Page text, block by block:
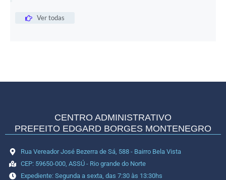
Ver todas
CENTRO ADMINISTRATIVO
PREFEITO EDGARD BORGES MONTENEGRO
Rua Vereador José Bezerra de Sá, 588 - Bairro Bela Vista
CEP: 59650-000, ASSÚ - Rio grande do Norte
Expediente: Segunda a sexta, das 7:30 às 13:30hs